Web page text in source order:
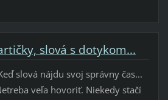
slová s dotykom...
slová nájdu svoj správny čas...
veľa hovoriť. Niekedy stačí